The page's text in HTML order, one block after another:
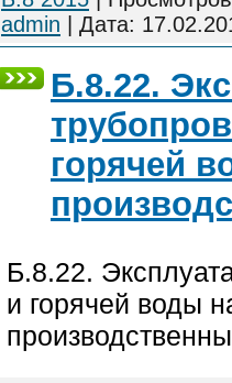
admin
Дата:
Б.8.22.
горячей
Б.8.22.
и горячей воды